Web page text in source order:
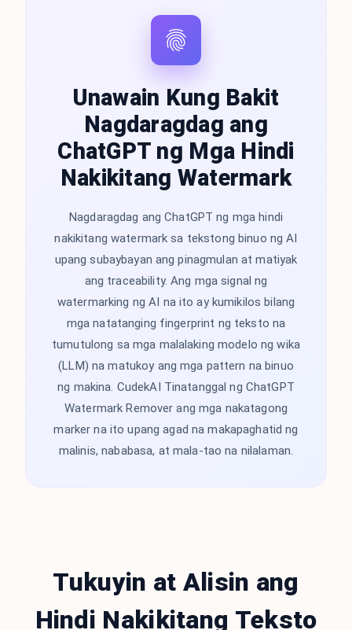
Unawain Kung Bakit
Nagdaragdag ang
ChatGPT ng Mga Hindi
Nakikitang Watermark
Nagdaragdag ang ChatGPT ng mga hindi
nakikitang watermark sa tekstong binuo ng AI
upang subaybayan ang pinagmulan at matiyak
ang traceability. Ang mga signal ng
watermarking ng AI na ito ay kumikilos bilang
mga natatanging fingerprint ng teksto na
tumutulong sa mga malalaking modelo ng wika
(LLM) na matukoy ang mga pattern na binuo
ng makina. CudekAI Tinatanggal ng ChatGPT
Watermark Remover ang mga nakatagong
marker na ito upang agad na makapaghatid ng
malinis, nababasa, at mala-tao na nilalaman.
Tukuyin at Alisin ang
Hindi Nakikitang Teksto